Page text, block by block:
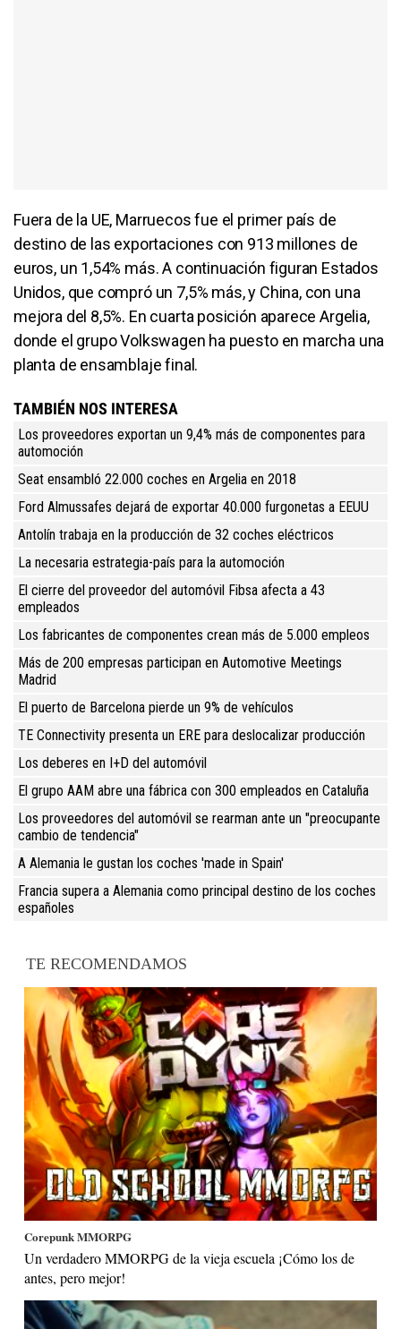
Fuera de la UE, Marruecos fue el primer país de
destino de las exportaciones con 913 millones de
euros, un 1,54% más. A continuación figuran Estados
Unidos, que compró un 7,5% más, y China, con una
mejora del 8,5%. En cuarta posición aparece Argelia,
donde el grupo Volkswagen ha puesto en marcha una
planta de ensamblaje final.
TAMBIÉN NOS INTERESA
Los proveedores exportan un 9,4% más de componentes para
automoción
Seat ensambló 22.000 coches en Argelia en 2018
Ford Almussafes dejará de exportar 40.000 furgonetas a EEUU
Antolín trabaja en la producción de 32 coches eléctricos
La necesaria estrategia-país para la automoción
El cierre del proveedor del automóvil Fibsa afecta a 43
empleados
Los fabricantes de componentes crean más de 5.000 empleos
Más de 200 empresas participan en Automotive Meetings
Madrid
El puerto de Barcelona pierde un 9% de vehículos
TE Connectivity presenta un ERE para deslocalizar producción
Los deberes en I+D del automóvil
El grupo AAM abre una fábrica con 300 empleados en Cataluña
Los proveedores del automóvil se rearman ante un "preocupante
cambio de tendencia"
A Alemania le gustan los coches 'made in Spain'
Francia supera a Alemania como principal destino de los coches
españoles
TE RECOMENDAMOS
Corepunk MMORPG
Un verdadero MMORPG de la vieja escuela ¡Cómo los de
antes, pero mejor!